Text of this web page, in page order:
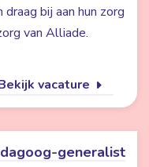
bij aan hun zorg
van Alliade.
vacature
generalist